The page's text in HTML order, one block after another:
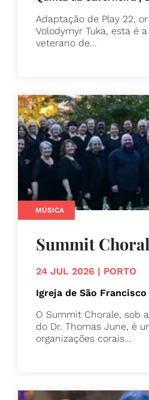
Adaptação de Play 22,
Volodymyr Tuka, esta é
veterano de...
MÚSICA
Summit
24 JUL 2026 | PORTO
Igreja de São Francisco
O Summit Chorale, sob
do Dr. Thomas June, é
organizações corais...